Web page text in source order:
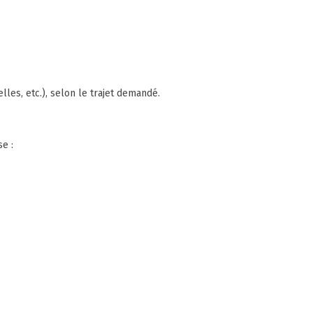
etc.), selon le trajet demandé.
: